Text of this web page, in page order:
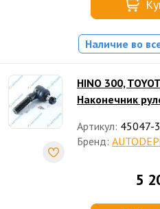
Наличие во
HINO 300,
Наконечник
Артикул: 45047-
Бренд:
5